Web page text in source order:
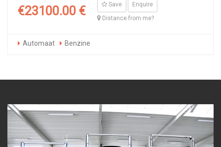
€23100.00 € Save
Enquire
Distance from me?
Automaat Benzine